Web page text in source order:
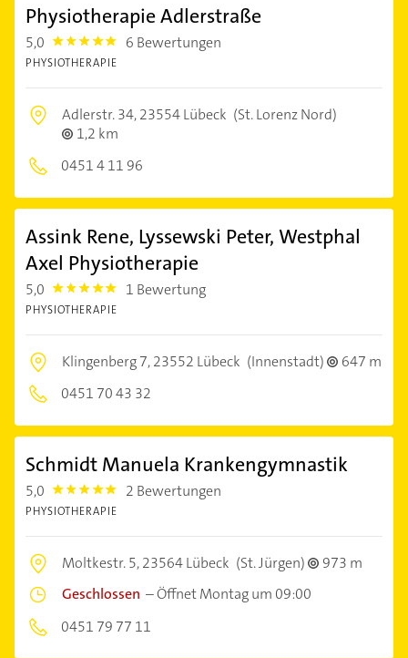
Physiotherapie Adlerstraße
5,0 5.0 6 Bewertungen
PHYSIOTHERAPIE
Adlerstr. 34,23554 Lübeck (St. Lorenz Nord)
1,2 km
0451 4 11 96
Assink Rene, Lyssewski Peter, Westphal
Axel Physiotherapie
5,0 5.0 1 Bewertung
PHYSIOTHERAPIE
Klingenberg 7,23552 Lübeck (Innenstadt)
647 m
0451 70 43 32
Schmidt Manuela Krankengymnastik
5,0 5.0 2 Bewertungen
PHYSIOTHERAPIE
Moltkestr. 5,23564 Lübeck (St. Jürgen)
973 m
Geschlossen –Öffnet Montag um 09:00
0451 79 77 11